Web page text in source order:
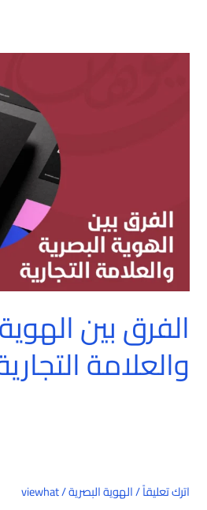
الفرق بين
والعلامة
اترك تعليقاً/الهوية البصرية/
viewhat